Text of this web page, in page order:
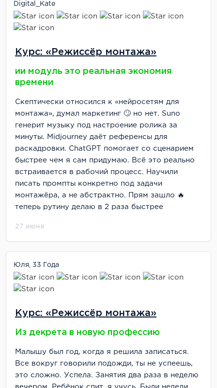
Digital_Kate
Курс: «Режиссёр монтажа»
ии модуль это реальная экономия
времени
Скептически относился к «нейросетям для
монтажа», думал маркетинг 🙄 но нет. Suno
генерит музыку под настроение ролика за
минуты. Midjourney даёт референсы для
раскадровки. ChatGPT помогает со сценарием
быстрее чем я сам придумаю. Всё это реально
встраивается в рабочий процесс. Научили
писать промпты конкретно под задачи
монтажёра, а не абстрактно. Прям зашло 🔥
теперь рутину делаю в 2 раза быстрее
27 июня
Юля, 33 Года
Курс: «Режиссёр монтажа»
Из декрета в новую профессию
Малышу был год, когда я решила записаться.
Все вокруг говорили подожди, ты не успеешь,
это сложно. Успела. Занятия два раза в неделю